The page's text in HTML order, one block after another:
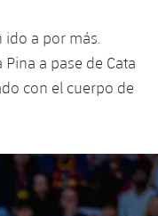
a por más.
a pase de Cata
con el cuerpo de